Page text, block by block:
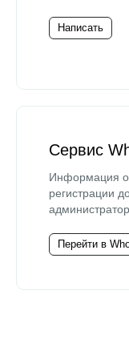
Написать
Сервис
Информация о
регистрации
Перейти в